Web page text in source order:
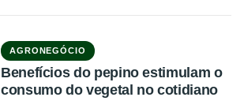
AGRONEGÓCIO
Benefícios do pepino estimulam o
consumo do vegetal no cotidiano